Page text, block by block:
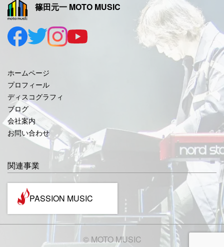
2025年9月
2025年8月
2025年7月
2025年5月
2025年4月
2025年3月
2025年2月
2025年1月
2024年12月
2024年9月
篠田元一 MOTO MUSIC
ホームページ
プロフィール
ディスコグラフィ
ブログ
会社案内
お問い合わせ
関連事業
PASSION MUSIC
©️ MOTO MUSIC